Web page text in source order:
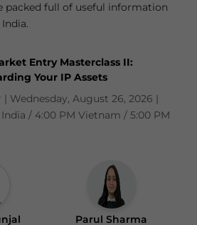
packed full of useful information
Entry Masterclass II:
Your IP Assets
| Wednesday, August 26, 2026 |
India / 4:00 PM Vietnam / 5:00 PM
Parul Sharma